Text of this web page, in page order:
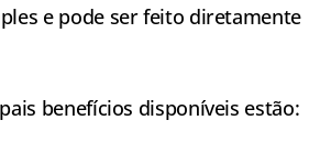
e pode ser feito diretamente
benefícios disponíveis estão: